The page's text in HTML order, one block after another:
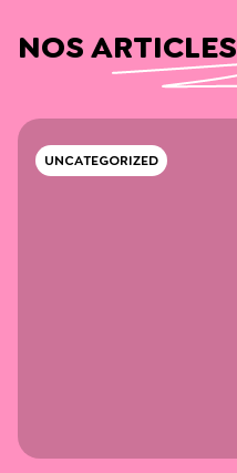
NOS ARTICLES
UNCATEGORIZED